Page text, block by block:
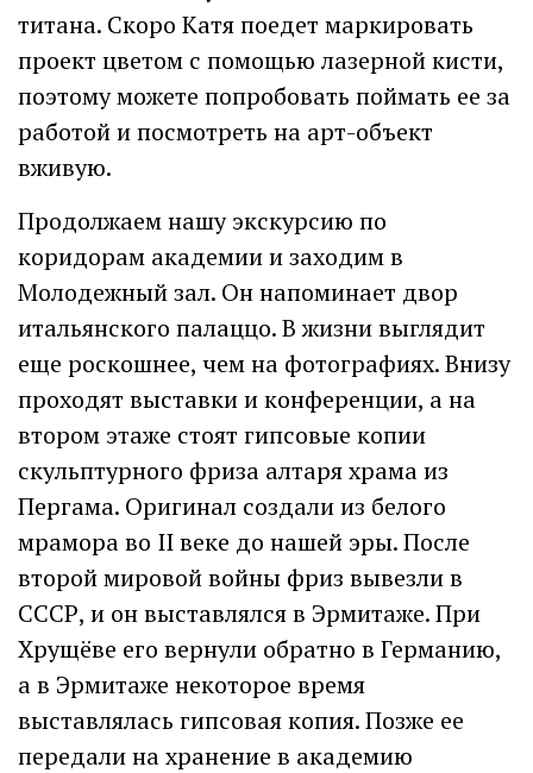
титана. Скоро Катя поедет маркировать
проект цветом с помощью лазерной кисти,
поэтому можете попробовать поймать ее за
работой и посмотреть на арт-объект
вживую.
Продолжаем нашу экскурсию по
коридорам академии и заходим в
Молодежный зал. Он напоминает двор
итальянского палаццо. В жизни выглядит
еще роскошнее, чем на фотографиях. Внизу
проходят выставки и конференции, а на
втором этаже стоят гипсовые копии
скульптурного фриза алтаря храма из
Пергама. Оригинал создали из белого
мрамора во II веке до нашей эры. После
второй мировой войны фриз вывезли в
СССР, и он выставлялся в Эрмитаже. При
Хрущёве его вернули обратно в Германию,
а в Эрмитаже некоторое время
выставлялась гипсовая копия. Позже ее
передали на хранение в академию